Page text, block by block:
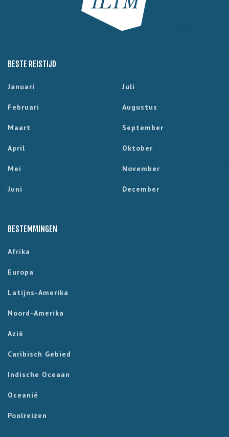
BESTE REISTIJD
Januari
Februari
Maart
April
Mei
Juni
Juli
Augustus
September
Oktober
November
December
BESTEMMINGEN
Afrika
Europa
Latijns-Amerika
Noord-Amerika
Azië
Caribisch Gebied
Indische Oceaan
Oceanië
Poolreizen